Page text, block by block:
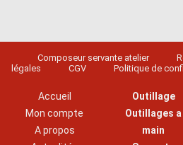
Composeur servante atelier
légales
CGV Politique de
Accueil
Mon compte
A propos
Outillage
Outillages a
main